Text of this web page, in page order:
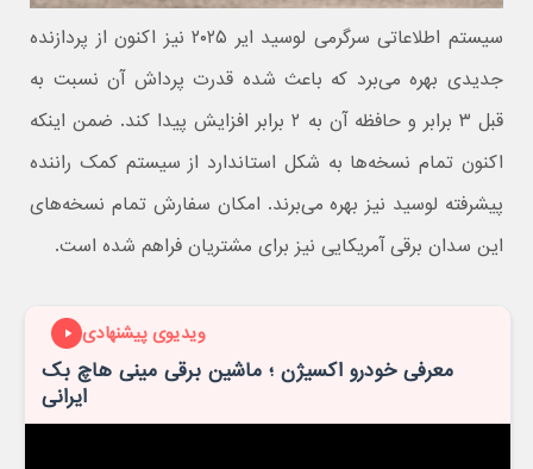
سیستم اطلاعاتی سرگرمی لوسید ایر ۲۰۲۵ نیز اکنون از پردازنده
جدیدی بهره می‌برد که باعث شده قدرت پرداش آن نسبت به
قبل ۳ برابر و حافظه آن به ۲ برابر افزایش پیدا کند. ضمن اینکه
اکنون تمام نسخه‌ها به شکل استاندارد از سیستم کمک راننده
پیشرفته لوسید نیز بهره می‌برند. امکان سفارش تمام نسخه‌های
این سدان برقی آمریکایی نیز برای مشتریان فراهم شده است.
ویدیوی پیشنهادی
معرفی خودرو اکسیژن ؛ ماشین برقی مینی هاچ بک
ایرانی